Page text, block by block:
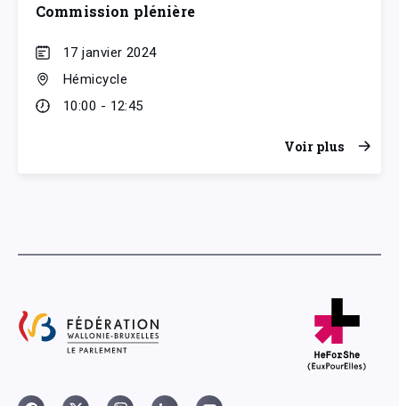
Commission plénière
17 janvier 2024
Hémicycle
10:00 - 12:45
Voir plus